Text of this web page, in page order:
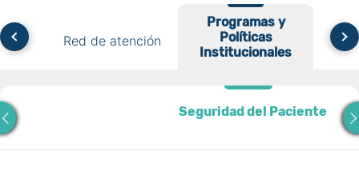
Red de atención
Programas y
Políticas
Institucionales
Programas y
Políticas
Institucionales
Seguridad del Paciente
Seguridad del Paciente